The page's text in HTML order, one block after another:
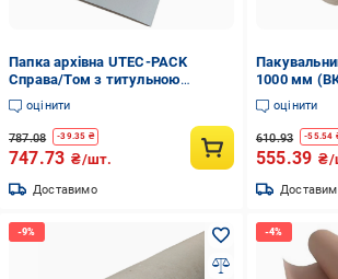
Папка архівна UTEC-PACK
Справа/Том з титульною
сторінкою 215х310 мм на
зав'язках корінець 0,6-2,8 см 50
шт. (P-А4-Т/S-ВК-06-28-50-1)
оцінити
787.08 -39.35 ₴
747.73 ₴/шт.
Доставимо
1000 мм
оцінити
610.93 -55.54
555.39 ₴/